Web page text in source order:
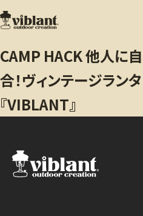
CAMP HACK 他人に
合！ヴィンテージラン
『VIBLANT』